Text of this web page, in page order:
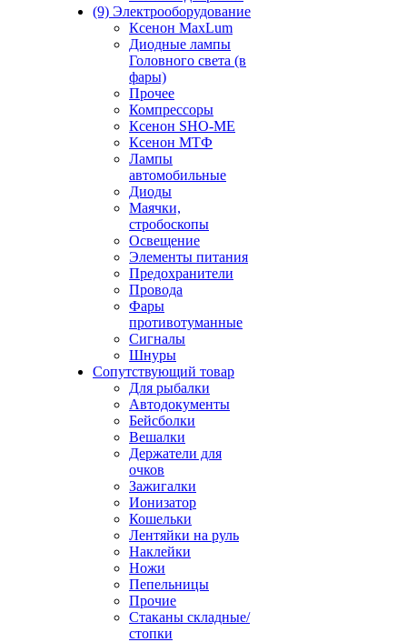
(9) Электрооборудование
Ксенон MaxLum
Диодные лампы
Головного света (в
фары)
Прочее
Компрессоры
Ксенон SHO-ME
Ксенон МТФ
Лампы
автомобильные
Диоды
Маячки,
стробоскопы
Освещение
Элементы питания
Предохранители
Провода
Фары
противотуманные
Сигналы
Шнуры
Сопутствующий товар
Для рыбалки
Автодокументы
Бейсболки
Вешалки
Держатели для
очков
Зажигалки
Ионизатор
Кошельки
Лентяйки на руль
Наклейки
Ножи
Пепельницы
Прочие
Стаканы складные/
стопки